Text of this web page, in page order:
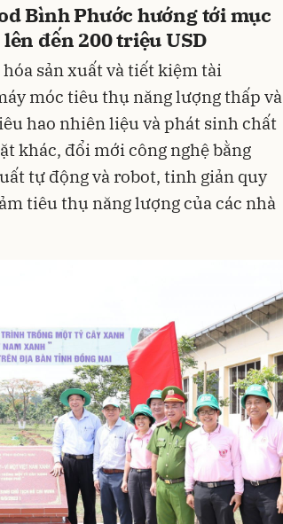
Bình Phước hướng tới mục
đến 200 triệu USD
sản xuất và tiết kiệm tài
móc tiêu thụ năng lượng thấp và
hao nhiên liệu và phát sinh chất
khác, đổi mới công nghệ bằng
tự động và robot, tinh giản quy
tiêu thụ năng lượng của các nhà